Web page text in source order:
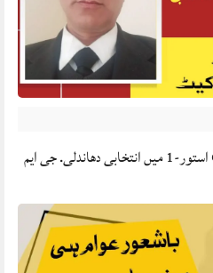
شاہدہ خورشید کے حلقے GBA-13 استور-1 میں انتخابی دھاندلی. جی ایم